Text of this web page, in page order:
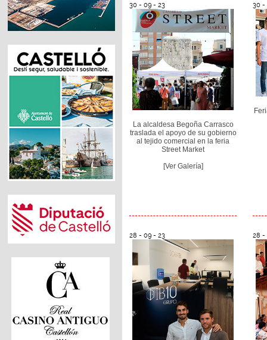
30 - 09 - 23
La alcaldesa Begoña Carrasco
traslada el apoyo de su gobierno
al tejido comercial en la feria
Street Market
[Ver Galería]
30 -
28 - 09 - 23 28 -